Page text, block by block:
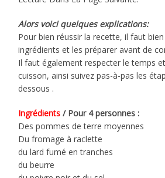
Alors voici quelques explications:
Pour bien réussir la recette, il faut
ingrédients et les préparer avant de
Il faut également respecter le temps
cuisson, ainsi suivez pas-à-pas les
dessous .
Ingrédients / Pour 4 personnes :
Des pommes de terre moyennes
Du fromage à raclette
du lard fumé en tranches
du beurre